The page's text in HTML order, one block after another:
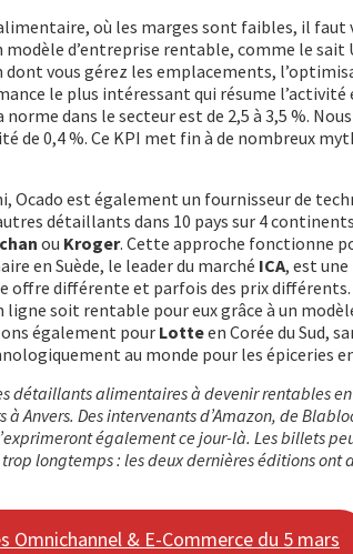
où les marges sont faibles, il
d’entreprise rentable, comme le sait
vous gérez les emplacements,
le plus intéressant qui résume l’activité
dans le secteur est de 2,5 à 3,5 %.
de 0,4 %. Ce KPI met fin à de nombreux
Ocado est également un fournisseur de
détaillants dans 10 pays sur 4
ou Kroger. Cette approche fonctionne
en Suède, le leader du marché ICA, est une
offre différente et parfois des prix
soit rentable pour eux grâce à un
également pour Lotteen Corée du Sud,
au monde pour les épiceries
détaillants alimentaires à devenir rentables
Anvers. Des intervenants d’Amazon, de
également ce jour-là. Les billets
longtemps : les deux dernières éditions ont
& E-Commerce du 5 mars